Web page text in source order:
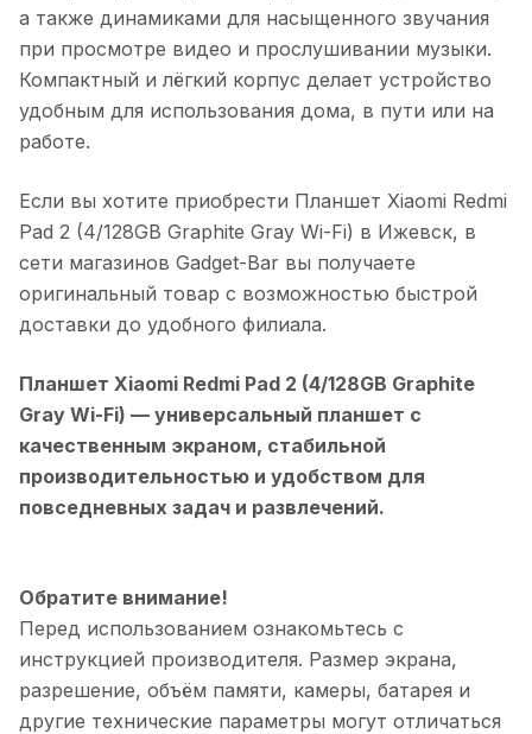
а также динамиками для насыщенного звучания
при просмотре видео и прослушивании музыки.
Компактный и лёгкий корпус делает устройство
удобным для использования дома, в пути или на
работе.
Если вы хотите приобрести Планшет Xiaomi Redmi
Pad 2 (4/128GB Graphite Gray Wi-Fi) в Ижевск, в
сети магазинов Gadget-Bar вы получаете
оригинальный товар с возможностью быстрой
доставки до удобного филиала.
Планшет Xiaomi Redmi Pad 2 (4/128GB Graphite
Gray Wi-Fi) — универсальный планшет с
качественным экраном, стабильной
производительностью и удобством для
повседневных задач и развлечений.
Обратите внимание!
Перед использованием ознакомьтесь с
инструкцией производителя. Размер экрана,
разрешение, объём памяти, камеры, батарея и
другие технические параметры могут отличаться